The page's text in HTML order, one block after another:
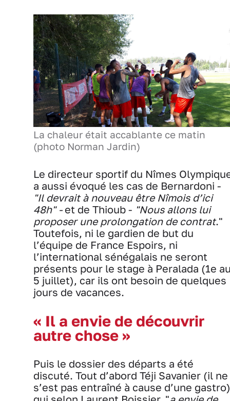
La chaleur était accablante ce matin
(photo Norman Jardin)
Le directeur sportif du Nîmes
a aussi évoqué les cas de Bernardoni -
"Il devrait à nouveau être Nîmois d’ici
48h" -et de Thioub - "Nous allons lui
proposer une prolongation de contrat."
Toutefois, ni le gardien de but du
l’équipe de France Espoirs, ni
l’international sénégalais ne seront
présents pour le stage à Peralada (1e
5 juillet), car ils ont besoin de quelques
jours de vacances.
« Il a envie de découvrir
autre chose »
Puis le dossier des départs a été
discuté. Tout d’abord Téji Savanier (il ne
s’est pas entraîné à cause d’une gastro)